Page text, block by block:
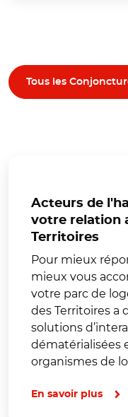
Tous les
Acteurs de
votre relation
Territoires
Pour mieux
mieux vous
votre parc de
des Territoires a
solutions
dématérialisées
organismes de
En savoir plus